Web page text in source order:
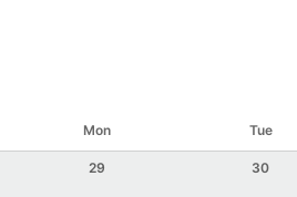
Mon Tue
29 30